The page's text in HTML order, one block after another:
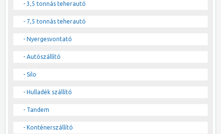
- 3,5 tonnás teherautó
- 7,5 tonnás teherautó
- Nyergesvontató
- Autószállító
- Silo
- Hulladék szállító
- Tandem
- Konténerszállító